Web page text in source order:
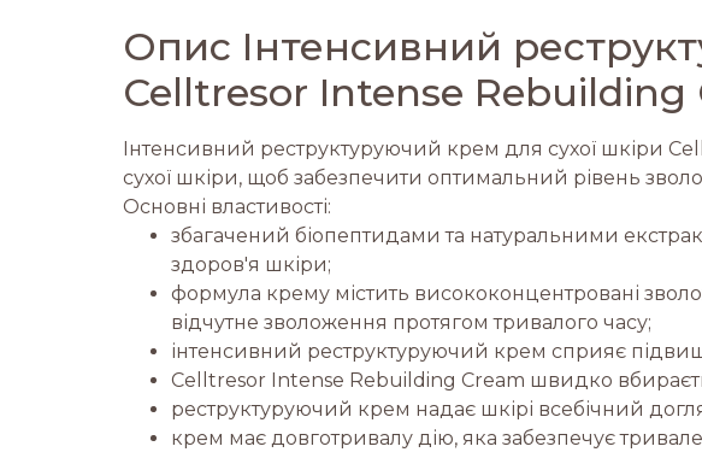
Опис Інтенсивний
Celltresor Intense Rebuilding
Інтенсивний реструктуруючий крем для сухої шкіри
сухої шкіри, щоб забезпечити оптимальний рівень
Основні властивості:
збагачений біопептидами та натуральними
здоров'я шкіри;
формула крему містить висококонцентровані
відчутне зволоження протягом тривалого часу;
інтенсивний реструктуруючий крем сприяє
Celltresor Intense Rebuilding Cream швидко
реструктуруючий крем надає шкірі всебічний
крем має довготривалу дію, яка забезпечує